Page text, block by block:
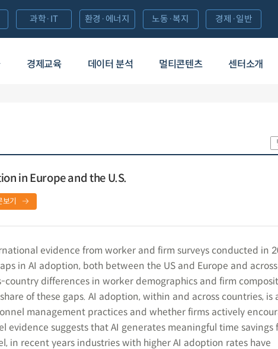
경제교육 데이터 분석 멀티콘텐츠 센터소개
과학·IT 환경·에너지 노동·복지 경제·일반
in Europe and the U.S.
기
evidence from worker and firm surveys conducted in
in AI adoption, both between the US and Europe and across
country differences in worker demographics and firm
of these gaps. AI adoption, within and across countries, is
management practices and whether firms actively
evidence suggests that AI generates meaningful time savings
in recent years industries with higher AI adoption rates have